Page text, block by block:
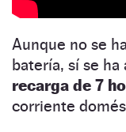
Aunque no se
batería, sí se
recarga de 7
corriente